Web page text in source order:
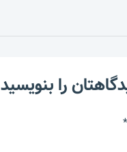
را بنویسید
*